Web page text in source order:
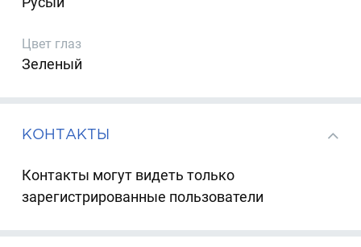
Цвет глаз
Зеленый
КОНТАКТЫ
Контакты могут видеть только
зарегистрированные пользователи